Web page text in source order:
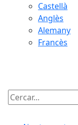
Castellà
Anglès
Alemany
Francès
Cercar: